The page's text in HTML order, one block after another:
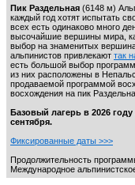
Программы Снежный
Активный отдых
Иссык-Куль.
Пик Раздельная (6148 м)
каждый год хотят испытать
всех есть одинаково много
высочайшие вершины мира,
выбор на знаменитых
альпинистов привлекают так
есть большой выбор
из них расположены в
продаваемой программой
восхождения на пик
Базовый лагерь в 2026
сентября.
Фиксированные даты >>>
Продолжительность
Международное